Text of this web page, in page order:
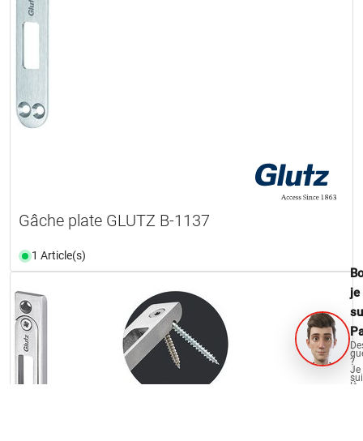
Gâche plate GLUTZ B-1137
1 Article(s)
je
?
Je
là